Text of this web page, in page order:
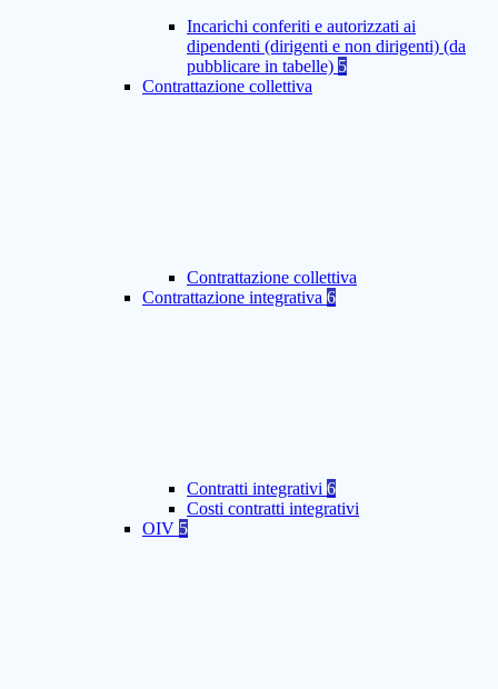
Incarichi conferiti e autorizzati ai
dipendenti (dirigenti e non dirigenti) (da
pubblicare in tabelle) 5
Contrattazione collettiva
Contrattazione collettiva
Contrattazione integrativa 6
Contratti integrativi 6
Costi contratti integrativi
OIV 5